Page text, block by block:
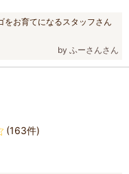
をお育てになるスタッフさん
by ふーさんさん
(163件)